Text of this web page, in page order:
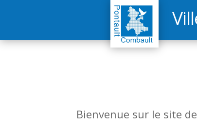
Bienvenue sur le site